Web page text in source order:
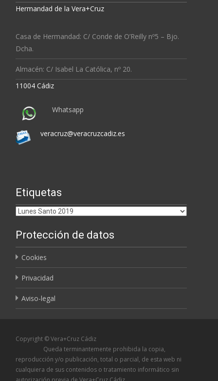
Hermandad de la Vera+Cruz
Casa de Hermandad: C/ Conde de O’Reilly nº5 – Bjo.
Dcha.
Almacén: C/ Isabel La Católica, nº 20.
11004 Cádiz
Whatsapp
veracruz@veracruzcadiz.es
Etiquetas
Etiquetas
Protección de datos
Cookies
Privacidad
Aviso-legal
Copyright © Vera+Cruz Cádiz
Queda terminantemente prohibida la copia,
reproducción y/o publicación, total o parcial, de esta web ni
cualquiera de sus contenidos o tratamiento informático sin